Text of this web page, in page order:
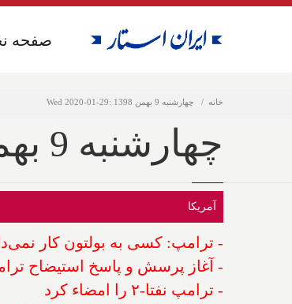
صفحه
خانه چهارشنبه 9 بهمن 1398 :29-01-2020 Wed
صفحه
چهارشنبه 9 بهمن 1398 :29-01-2020 Wed
آمریکا
- ترامپ: کسی به بولتون کار
- آغاز پرسش و پاسخ استیضاح
- ترامپ نفتا-۲ را امضاء کرد